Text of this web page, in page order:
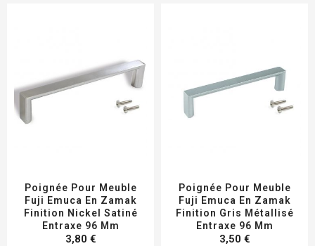
Poignée Pour Meuble
Fuji Emuca En Zamak
Finition Nickel Satiné
Entraxe 96 Mm
3,80 €
Poignée Pour Meuble
Fuji Emuca En Zamak
Finition Gris Métallisé
Entraxe 96 Mm
3,50 €